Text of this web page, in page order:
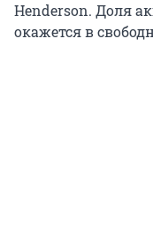
Henderson. Доля
окажется в